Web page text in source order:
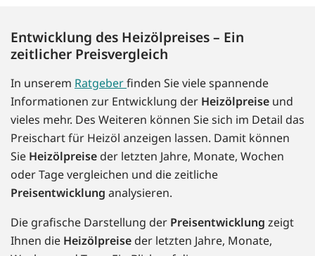
Entwicklung des Heizölpreises – Ein
zeitlicher Preisvergleich
In unserem Ratgeberfinden Sie viele spannende
Informationen zur Entwicklung der Heizölpreise und
vieles mehr. Des Weiteren können Sie sich im Detail das
Preischart für Heizöl anzeigen lassen. Damit können
Sie Heizölpreise der letzten Jahre, Monate, Wochen
oder Tage vergleichen und die zeitliche
Preisentwicklung analysieren.
Die grafische Darstellung der Preisentwicklung zeigt
Ihnen die Heizölpreise der letzten Jahre, Monate,